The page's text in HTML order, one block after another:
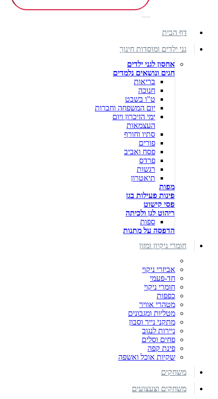
דף הבית
גני ילדים ומוסדות חינוך
אחסון לגני ילדים
חגים ונושאים נלמדים
בריאות
חנוכה
ט"ו בשבט
יום המשפחה וחברות
ימי הזיכרון ויום
העצמאות
סתיו וחורף
פורים
פסח ואביב
פרדס
רגשות
תיאטרון
מפות
פינות פעילות בגן
פסי קישוט
ריהוט לגן ולכיתה
ספות
הדפסה על מתנות
חומרי ניקיון ומזון
אביזרי ניקוי
חד-פעמי
חומרי ניקוי
כפפות
מטהרי אוויר
מטליות ומגבונים
מתקני נייר וסבון
ניירות לנגוב
פחים וסלים
פינת קפה
שקיות אוכל ואשפה
משחקים
משחקים וצעצועים